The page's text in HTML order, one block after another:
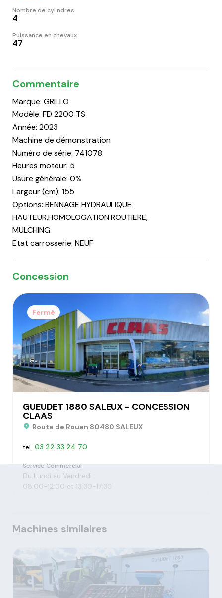
Nombre de cylindres
4
Puissance en chevaux
47
Commentaire
Marque: GRILLO
Modèle: FD 2200 TS
Année: 2023
Machine de démonstration
Numéro de série: 741078
Heures moteur: 5
Usure générale: 0%
Largeur (cm): 155
Options: BENNAGE HYDRAULIQUE
HAUTEUR,HOMOLOGATION ROUTIERE,
MULCHING
Etat carrosserie: NEUF
Concession
Fermé
GUEUDET 1880 SALEUX - CONCESSION
CLAAS
Route de Rouen 80480 SALEUX
tel 03 22 33 24 70
Service Commercial
Du Lundi au Vendredi :
08:00-12:00 et 13:30-17:30
Machines similaires